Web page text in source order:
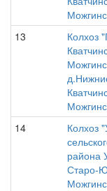
13
Колхоз
14
Колхоз
района
Старо-